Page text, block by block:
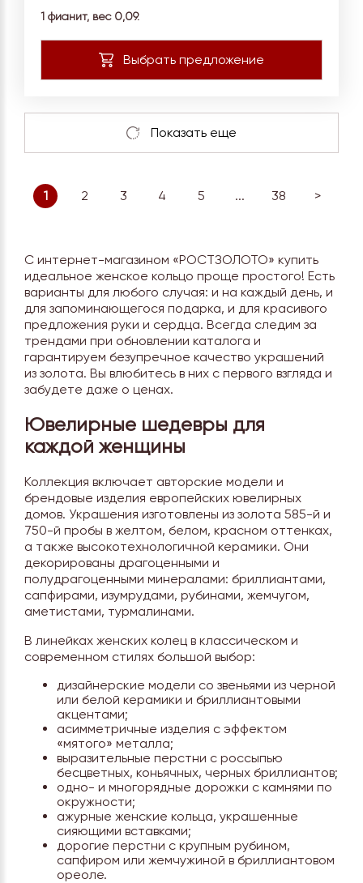
1 фианит, вес 0,09.
1 2 3 4 5 ... 38 >
С интернет-магазином «РОСТЗОЛОТО» купить
идеальное женское кольцо проще простого! Есть
варианты для любого случая: и на каждый день, и
для запоминающегося подарка, и для красивого
предложения руки и сердца. Всегда следим за
трендами при обновлении каталога и
гарантируем безупречное качество украшений
из золота. Вы влюбитесь в них с первого взгляда и
забудете даже о ценах.
Ювелирные шедевры для
каждой женщины
Коллекция включает авторские модели и
брендовые изделия европейских ювелирных
домов. Украшения изготовлены из золота 585-й и
750-й пробы в желтом, белом, красном оттенках,
а также высокотехнологичной керамики. Они
декорированы драгоценными и
полудрагоценными минералами: бриллиантами,
сапфирами, изумрудами, рубинами, жемчугом,
аметистами, турмалинами.
В линейках женских колец в классическом и
современном стилях большой выбор:
дизайнерские модели со звеньями из черной
или белой керамики и бриллиантовыми
акцентами;
асимметричные изделия с эффектом
«мятого» металла;
выразительные перстни с россыпью
бесцветных, коньячных, черных бриллиантов;
одно- и многорядные дорожки с камнями по
окружности;
ажурные женские кольца, украшенные
сияющими вставками;
дорогие перстни с крупным рубином,
сапфиром или жемчужиной в бриллиантовом
ореоле.